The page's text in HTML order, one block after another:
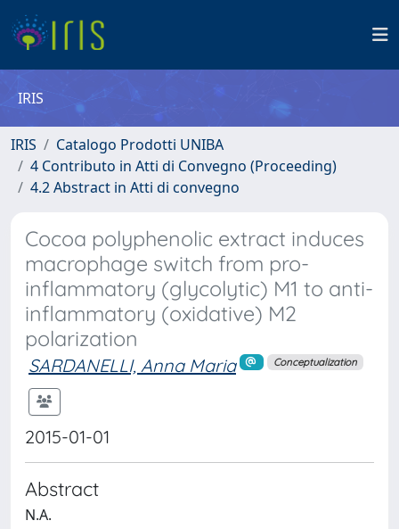
IRIS
IRIS
Catalogo Prodotti UNIBA
4 Contributo in Atti di Convegno (Proceeding)
4.2 Abstract in Atti di convegno
Cocoa polyphenolic extract induces
macrophage switch from pro-
inflammatory (glycolytic) M1 to anti-
inflammatory (oxidative) M2
polarization
SARDANELLI, Anna Maria Conceptualization
2015-01-01
Abstract
N.A.